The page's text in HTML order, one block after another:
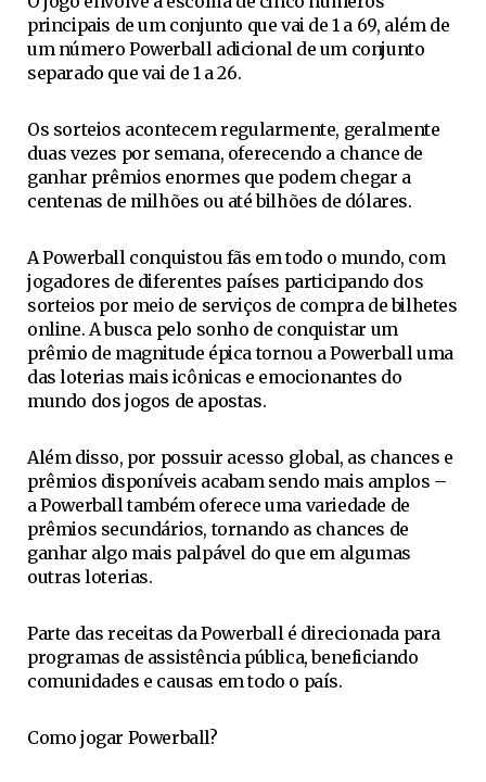
principais de um conjunto que vai de 1 a 69, além de
um número Powerball adicional de um conjunto
separado que vai de 1 a 26.
Os sorteios acontecem regularmente, geralmente
duas vezes por semana, oferecendo a chance de
ganhar prêmios enormes que podem chegar a
centenas de milhões ou até bilhões de dólares.
A Powerball conquistou fãs em todo o mundo, com
jogadores de diferentes países participando dos
sorteios por meio de serviços de compra de bilhetes
online. A busca pelo sonho de conquistar um
prêmio de magnitude épica tornou a Powerball uma
das loterias mais icônicas e emocionantes do
mundo dos jogos de apostas.
Além disso, por possuir acesso global, as chances e
prêmios disponíveis acabam sendo mais amplos –
a Powerball também oferece uma variedade de
prêmios secundários, tornando as chances de
ganhar algo mais palpável do que em algumas
outras loterias.
Parte das receitas da Powerball é direcionada para
programas de assistência pública, beneficiando
comunidades e causas em todo o país.
Como jogar Powerball?